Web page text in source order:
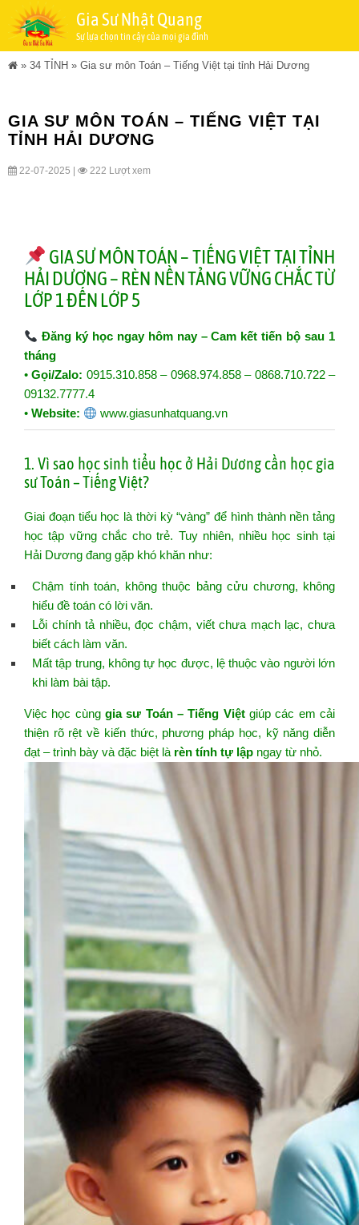
Gia Sư Nhật Quang
Sự lựa chọn tin cậy của mọi gia đình
» 34 TỈNH » Gia sư môn Toán – Tiếng Việt tại tỉnh Hải Dương
GIA SƯ MÔN TOÁN – TIẾNG VIỆT TẠI
TỈNH HẢI DƯƠNG
22-07-2025 | 222 Lượt xem
GIA SƯ MÔN TOÁN – TIẾNG VIỆT TẠI TỈNH
HẢI DƯƠNG – RÈN NỀN TẢNG VỮNG CHẮC TỪ
LỚP 1 ĐẾN LỚP 5
Đăng ký học ngay hôm nay – Cam kết tiến bộ sau 1
tháng
•Gọi/Zalo: 0915.310.858 – 0968.974.858 – 0868.710.722 –
09132.7777.4
• Website: www.giasunhatquang.vn
1. Vì sao học sinh tiểu học ở Hải Dương cần học gia
sư Toán – Tiếng Việt?
Giai đoạn tiểu học là thời kỳ “vàng” để hình thành nền tảng
học tập vững chắc cho trẻ. Tuy nhiên, nhiều học sinh tại
Hải Dương đang gặp khó khăn như:
Chậm tính toán, không thuộc bảng cửu chương, không
hiểu đề toán có lời văn.
Lỗi chính tả nhiều, đọc chậm, viết chưa mạch lạc, chưa
biết cách làm văn.
Mất tập trung, không tự học được, lệ thuộc vào người lớn
khi làm bài tập.
Việc học cùng gia sư Toán – Tiếng Việtgiúp các em cải
thiện rõ rệt về kiến thức, phương pháp học, kỹ năng diễn
đạt – trình bày và đặc biệt là rèn tính tự lập ngay từ nhỏ.